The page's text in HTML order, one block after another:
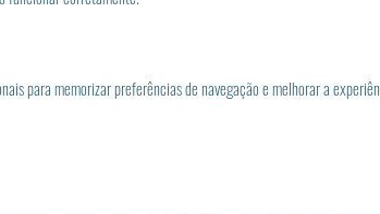
para memorizar preferências de navegação e melhorar a